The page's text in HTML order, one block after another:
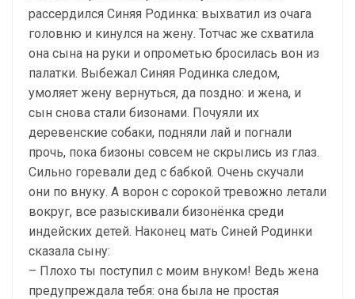
рассердился Синяя Родинка: выхватил из очага
головню и кинулся на жену. Тотчас же схватила
она сына на руки и опрометью бросилась вон из
палатки. Выбежал Синяя Родинка следом,
умоляет жену вернуться, да поздно: и жена, и
сын снова стали бизонами. Почуяли их
деревенские собаки, подняли лай и погнали
прочь, пока бизоны совсем не скрылись из глаз.
Сильно горевали дед с бабкой. Очень скучали
они по внуку. А ворон с сорокой тревожно летали
вокруг, все разыскивали бизонёнка среди
индейских детей. Наконец мать Синей Родинки
сказала сыну:
– Плохо ты поступил с моим внуком! Ведь жена
предупреждала тебя: она была не простая